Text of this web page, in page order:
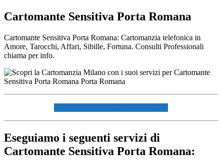
Cartomante Sensitiva Porta Romana
Cartomante Sensitiva Porta Romana: Cartomanzia telefonica in
Amore, Tarocchi, Affari, Sibille, Fortuna. Consulti Professionali
chiama per info.
Eseguiamo i seguenti servizi di
Cartomante Sensitiva Porta Romana: